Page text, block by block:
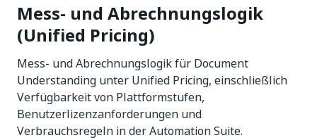
Mess- und Abrechnungslogik
(Unified Pricing)
Mess- und Abrechnungslogik für Document
Understanding unter Unified Pricing, einschließlich
Verfügbarkeit von Plattformstufen,
Benutzerlizenzanforderungen und
Verbrauchsregeln in der Automation Suite.